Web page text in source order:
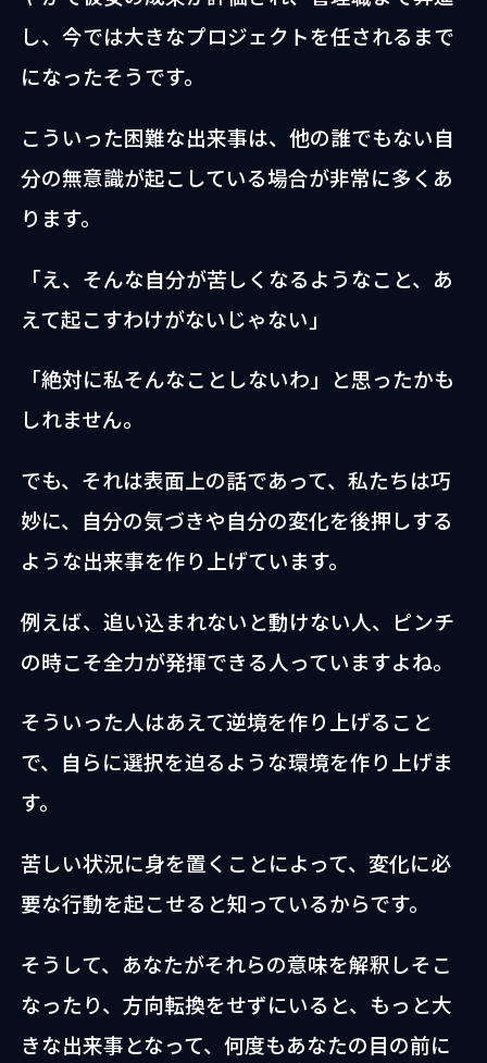
し、今では大きなプロジェクトを任されるまで
になったそうです。
こういった困難な出来事は、他の誰でもない自
分の無意識が起こしている場合が非常に多くあ
ります。
「え、そんな自分が苦しくなるようなこと、あ
えて起こすわけがないじゃない」
「絶対に私そんなことしないわ」と思ったかも
しれません。
でも、それは表面上の話であって、私たちは巧
妙に、自分の気づきや自分の変化を後押しする
ような出来事を作り上げています。
例えば、追い込まれないと動けない人、ピンチ
の時こそ全力が発揮できる人っていますよね。
そういった人はあえて逆境を作り上げること
で、自らに選択を迫るような環境を作り上げま
す。
苦しい状況に身を置くことによって、変化に必
要な行動を起こせると知っているからです。
そうして、あなたがそれらの意味を解釈しそこ
なったり、方向転換をせずにいると、もっと大
きな出来事となって、何度もあなたの目の前に